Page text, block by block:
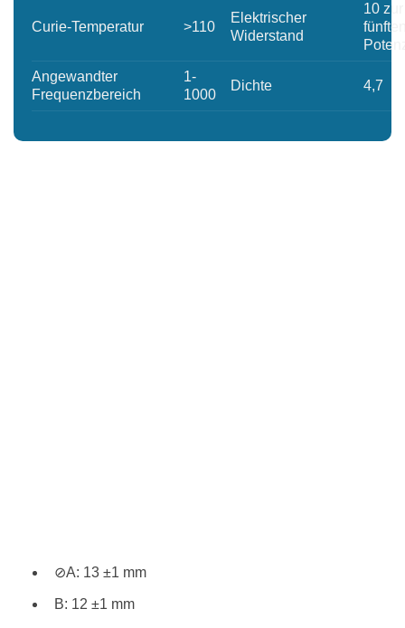
Curie-Temperatur >110
Elektrischer
Widerstand
10 zur
Angewandter
Frequenzbereich
1-
1000
Dichte 4,7
⊘A: 13 ±1 mm
B: 12 ±1 mm